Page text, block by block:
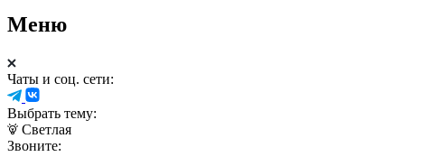
Меню
Чаты и соц. сети:
Выбрать тему:
Светлая
Звоните: